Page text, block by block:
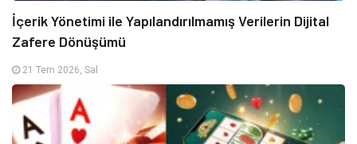
İçerik Yönetimi ile Yapılandırılmamış Verilerin Dijital
Zafere Dönüşümü
21 Tem 2026, Sal